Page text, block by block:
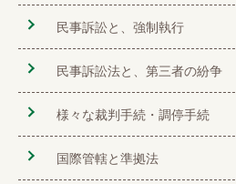
民事訴訟と、強制執行
民事訴訟法と、第三者の紛争
様々な裁判手続・調停手続
国際管轄と準拠法